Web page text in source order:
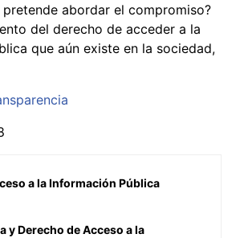
pretende abordar el compromiso?
del derecho de acceder a la
que aún existe en la sociedad,
a la Información Pública
y Derecho de Acceso a la